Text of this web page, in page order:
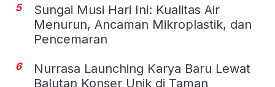
5
Sungai Musi Hari Ini: Kualitas Air
Menurun, Ancaman Mikroplastik, dan
Pencemaran
6
Nurrasa Launching Karya Baru Lewat
Balutan Konser Unik di Taman